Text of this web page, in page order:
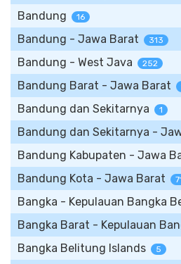
Bandung 16
Bandung - Jawa Barat 313
Bandung - West Java 252
Bandung Barat - Jawa Barat
Bandung dan Sekitarnya 1
Bandung dan Sekitarnya -
Bandung Kabupaten - Jawa
Bandung Kota - Jawa Barat
Bangka - Kepulauan Bangka
Bangka Barat - Kepulauan
Bangka Belitung Islands 5